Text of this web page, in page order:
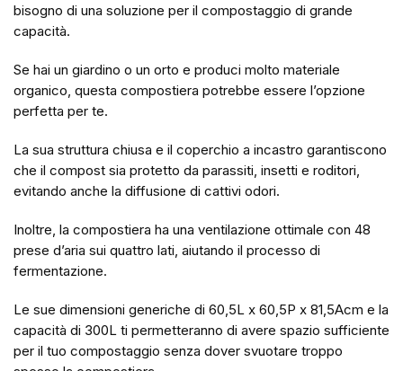
bisogno di una soluzione per il compostaggio di grande
capacità.
Se hai un giardino o un orto e produci molto materiale
organico, questa compostiera potrebbe essere l’opzione
perfetta per te.
La sua struttura chiusa e il coperchio a incastro garantiscono
che il compost sia protetto da parassiti, insetti e roditori,
evitando anche la diffusione di cattivi odori.
Inoltre, la compostiera ha una ventilazione ottimale con 48
prese d’aria sui quattro lati, aiutando il processo di
fermentazione.
Le sue dimensioni generiche di 60,5L x 60,5P x 81,5Acm e la
capacità di 300L ti permetteranno di avere spazio sufficiente
per il tuo compostaggio senza dover svuotare troppo